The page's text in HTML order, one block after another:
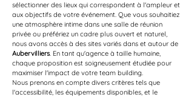
sélectionner des lieux qui correspondent à l'ampleur et
aux objectifs de votre événement. Que vous souhaitiez
une atmosphère intime dans une salle de réunion
privée ou préfériez un cadre plus ouvert et naturel,
nous avons accès à des sites variés dans et autour de
Aubervilliers. En tant qu'agence à taille humaine,
chaque proposition est soigneusement étudiée pour
maximiser l'impact de votre team building.
Nous prenons en compte divers critères tels que
l'accessibilité, les équipements disponibles, et le